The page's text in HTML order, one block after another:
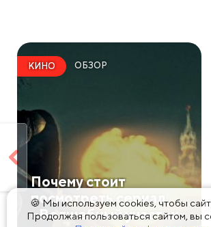
КИНО ОБЗОР
​Почему стоит
посмотреть сериал
«Волшебный участок»
🍪 Мы используем cookies, чтобы
Продолжая пользоваться сайтом, вы